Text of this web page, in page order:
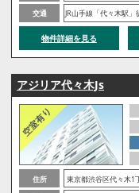
交通 JR山手線「代々木駅」
物件詳細を見る
アジリア代々木Js
住所
東京都渋谷区代々木1